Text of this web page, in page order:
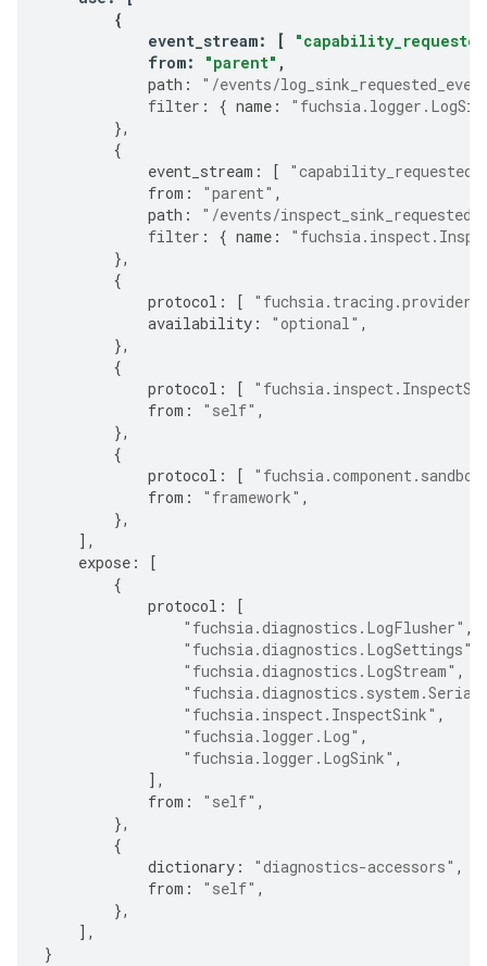
{
event_stream: [
from: "parent" ,
path :
"/events/
filter : { name :
},
{
event_stream : [
"capability_requested"
from : "parent" ,
path :
"/events/
filter : { name :
},
{
protocol : [
availability : "optional" ,
},
{
protocol : [
from : "self" ,
},
{
protocol : [
from : "framework" ,
},
],
expose :
[
{
protocol :
[
"fuchsia.diagnostics.LogFlusher" ,
"fuchsia.diagnostics.LogSettings"
"fuchsia.diagnostics.LogStream" ,
"fuchsia.inspect.InspectSink" ,
"fuchsia.logger.Log" ,
"fuchsia.logger.LogSink" ,
],
from : "self" ,
},
{
dictionary : "diagnostics-accessors" ,
from : "self" ,
},
],
}